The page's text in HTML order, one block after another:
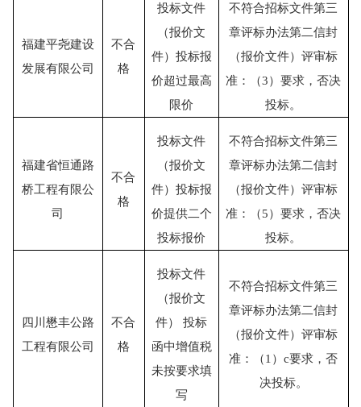
福建平尧建设
发展有限公司
不合
格
投标文件
（报价文
件）投标报
价超过最高
限价
不符合招标文件第三
章评标办法第二信封
（报价文件）评审标
准：（3）要求，否决
投标。
福建省恒通路
桥工程有限公
司
不合
格
投标文件
（报价文
件）投标报
价提供二个
投标报价
不符合招标文件第三
章评标办法第二信封
（报价文件）评审标
准：（5）要求，否决
投标。
四川懋丰公路
工程有限公司
不合
格
投标文件
（报价文
件）
投标
函中增值税
未按要求填
写
不符合招标文件第三
章评标办法第二信封
（报价文件）评审标
准：（1）c要求，否
决投标。